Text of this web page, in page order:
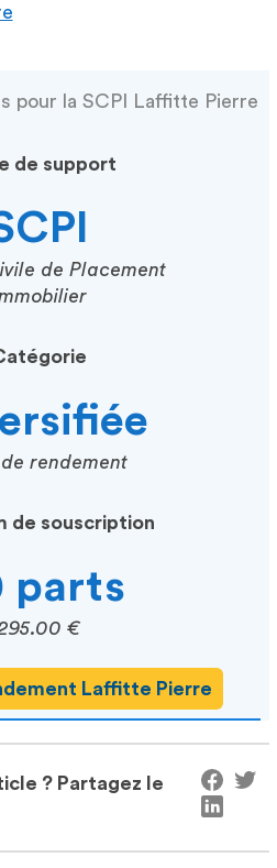
pour la SCPI Laffitte Pierre
de support
de Placement
de rendement
de souscription
parts
€
Laffitte Pierre
? Partagez le